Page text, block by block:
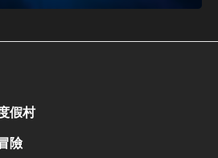
！有了我們的一系列美人魚認證，您現
假村
險